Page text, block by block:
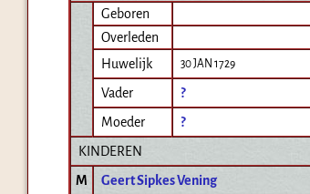
Geboren
Overleden
Huwelijk
30 JAN 1729
Vader
?
Moeder
?
KINDEREN
M
Geert Sipkes Vening